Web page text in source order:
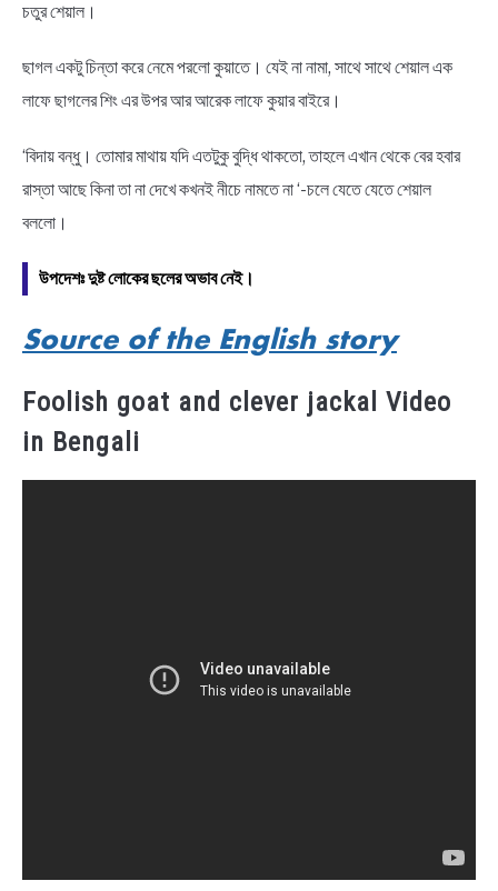
চতুর শেয়াল।
ছাগল একটু চিন্তা করে নেমে পরলো কুয়াতে। যেই না নামা, সাথে সাথে শেয়াল এক
লাফে ছাগলের শিং এর উপর আর আরেক লাফে কুয়ার বাইরে।
‘বিদায় বন্ধু। তোমার মাথায় যদি এতটুকু বুদ্ধি থাকতো, তাহলে এখান থেকে বের হবার
রাস্তা আছে কিনা তা না দেখে কখনই নীচে নামতে না ‘-চলে যেতে যেতে শেয়াল
বললো।
উপদেশঃ দুষ্ট লোকের ছলের অভাব নেই।
Source of the English story
Foolish goat and clever jackal Video
in Bengali